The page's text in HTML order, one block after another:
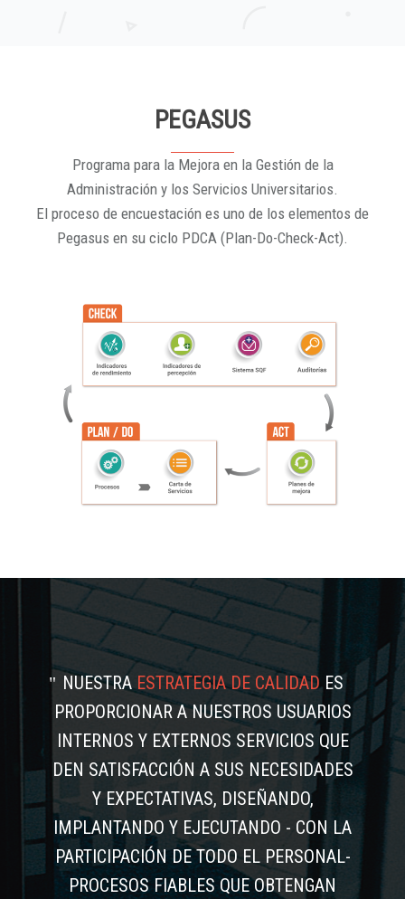
PEGASUS
Programa para la Mejora en la Gestión de la
Administración y los Servicios Universitarios.
El proceso de encuestación es uno de los elementos de
Pegasus en su ciclo PDCA (Plan-Do-Check-Act).
NUESTRAESTRATEGIA DE CALIDADES
PROPORCIONAR A NUESTROS USUARIOS
INTERNOS Y EXTERNOS SERVICIOS QUE
DEN SATISFACCIÓN A SUS NECESIDADES
Y EXPECTATIVAS, DISEÑANDO,
IMPLANTANDO Y EJECUTANDO - CON LA
PARTICIPACIÓN DE TODO EL PERSONAL-
PROCESOS FIABLES QUE OBTENGAN